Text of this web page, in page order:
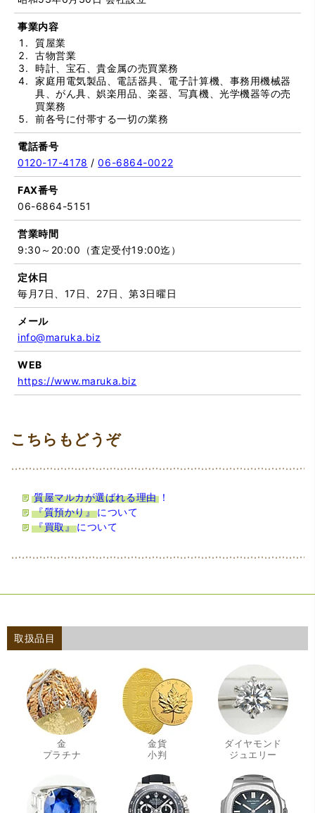
事業内容
質屋業
古物営業
時計、宝石、貴金属の売買業務
家庭用電気製品、電話器具、電子計算機、事務用機械器
具、がん具、娯楽用品、楽器、写真機、光学機器等の売
買業務
前各号に付帯する一切の業務
電話番号
0120-17-4178 /06-6864-0022
FAX番号
06-6864-5151
営業時間
9:30～20:00（査定受付19:00迄）
定休日
毎月7日、17日、27日、第3日曜日
メール
info@maruka.biz
WEB
https://www.maruka.biz
質屋マルカが選ばれる理由！
『質預かり』 について
『買取』 について
取扱品目
金
プラチナ
金貨
小判
ダイヤモンド
ジュエリー